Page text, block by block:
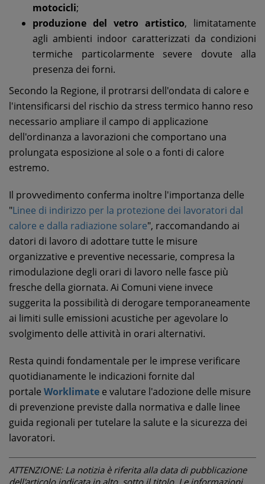
motocicli;
produzione del vetro artistico, limitatamente
agli ambienti indoor caratterizzati da condizioni
termiche particolarmente severe dovute alla
presenza dei forni.
Secondo la Regione, il protrarsi dell'ondata di calore e
l'intensificarsi del rischio da stress termico hanno reso
necessario ampliare il campo di applicazione
dell'ordinanza a lavorazioni che comportano una
prolungata esposizione al sole o a fonti di calore
estremo.
Il provvedimento conferma inoltre l'importanza delle
"Linee di indirizzo per la protezione dei lavoratori dal
calore e dalla radiazione solare", raccomandando ai
datori di lavoro di adottare tutte le misure
organizzative e preventive necessarie, compresa la
rimodulazione degli orari di lavoro nelle fasce più
fresche della giornata. Ai Comuni viene invece
suggerita la possibilità di derogare temporaneamente
ai limiti sulle emissioni acustiche per agevolare lo
svolgimento delle attività in orari alternativi.
Resta quindi fondamentale per le imprese verificare
quotidianamente le indicazioni fornite dal
portale Worklimate e valutare l'adozione delle misure
di prevenzione previste dalla normativa e dalle linee
guida regionali per tutelare la salute e la sicurezza dei
lavoratori.
ATTENZIONE: La notizia è riferita alla data di pubblicazione